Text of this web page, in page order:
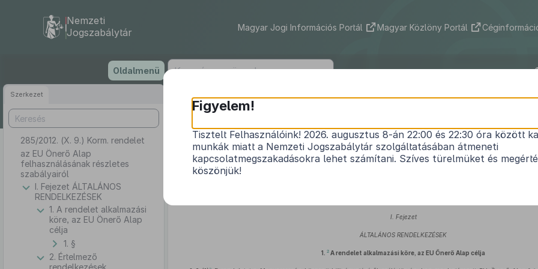
tartalomra
Nemzeti
Jogszabálytár
Magyar Jogi Információs Portál Magyar Közlöny Portál
Oldalmenü
Szerkezet
285/2012. (X. 9.) Korm. rendelet
az EU Önerő Alap
felhasználásának részletes
szabályairól
I. Fejezet ÁLTALÁNOS
RENDELKEZÉSEK
1. A rendelet alkalmazási
köre, az EU Önerő Alap
célja
1. §
2. Értelmező
rendelkezések
285/2012. (X. 9.) Korm. rendelet
az EU Önerő Alap felhasználásának részletes
Hatályos: 2018. 01. 01. – 2023. 12. 31.
I. Fejezet
ÁLTALÁNOS RENDELKEZÉSEK
1. 2 A rendelet alkalmazási köre, az EU Önerő Alap célja
Figyelem!
Tisztelt Felhasználóink! 2026. augusztus 8-án 22:00 és 22:30 óra között
munkák miatt a Nemzeti Jogszabálytár szolgáltatásában átmeneti
kapcsolatmegszakadásokra lehet számítani. Szíves türelmüket és
köszönjük!